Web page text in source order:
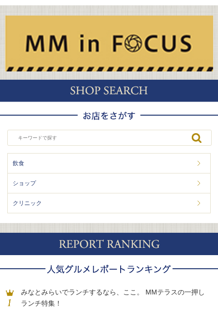
飲食
ショップ
クリニック
みなとみらいでランチするなら、ここ。 MMテラスの一押し
ランチ特集！